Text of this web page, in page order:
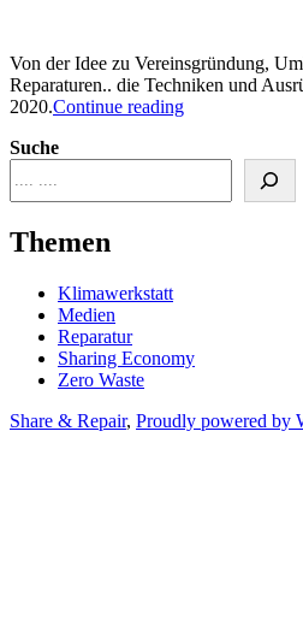
Von der Idee zu Vereinsgründung,
Reparaturen.. die Techniken und
2020.Continue reading“Learnings
Suche
Themen
Klimawerkstatt
Medien
Reparatur
Sharing Economy
Zero Waste
Share & Repair, Proudly powered by